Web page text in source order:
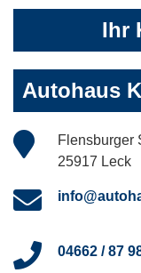
Ihr
Autohaus
Flensburger
25917 Leck
04662 / 87